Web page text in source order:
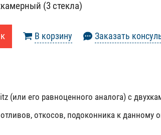
(3 стекла)
В корзину Заказать
(или его равноценного аналога) с
откосов, подоконника к